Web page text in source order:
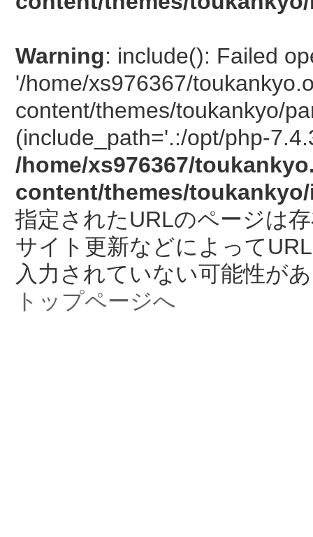
Warning: include(): Failed
'/home/xs976367/
content/themes/toukankyo/
(include_path='.:/opt/php-
/home/xs976367/
content/themes/
指定されたURLのページは
サイト更新などによって
入力されていない可能性が
トップページへ